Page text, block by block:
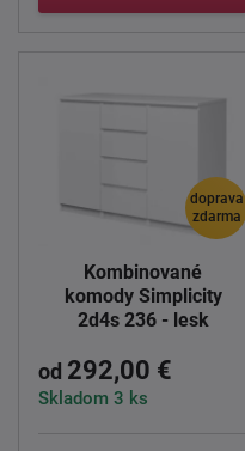
doprava
zdarma
Kombinované
komody Simplicity
2d4s 236 - lesk
od 292,00 €
Skladom 3 ks